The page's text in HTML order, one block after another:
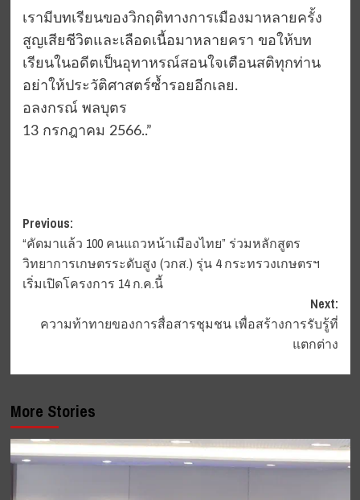
เรามีบทเรียนของวิกฤติทางการเมืองมาหลายครั้ง
สูญเสียชีวิตและเลือดเนื้อมาหลายครา ขอให้บท
เรียนในอดีตเป็นอุทาหรณ์สอนใจเตือนสติทุกท่าน
อย่าให้ประวัติศาสตร์ซ้ำรอยอีกเลย.
อลงกรณ์ พลบุตร
13 กรกฎาคม 2566..”
Post
navigation
Previous:
“คัดมาแล้ว 100 คนแถวหน้าเมืองไทย” ร่วมหลักสูตร
วิทยาการเกษตรระดับสูง (วกส.) รุ่น 4 กระทรวงเกษตรฯ
เริ่มเปิดโครงการ 14 ก.ค.นี้
Next:
ความท้าทายของการสื่อสารชุมชน เพื่อสร้างการรับรู้ที่
แตกต่าง
More Stories